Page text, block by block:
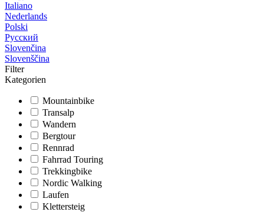
Italiano
Nederlands
Polski
Русский
Slovenčina
Slovenščina
Filter
Kategorien
Mountainbike
Transalp
Wandern
Bergtour
Rennrad
Fahrrad Touring
Trekkingbike
Nordic Walking
Laufen
Klettersteig